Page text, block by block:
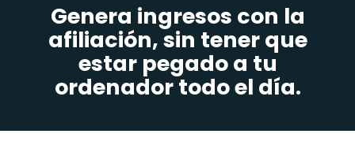
Genera ingresos con la
afiliación, sin tener que
estar pegado a tu
ordenador todo el día.